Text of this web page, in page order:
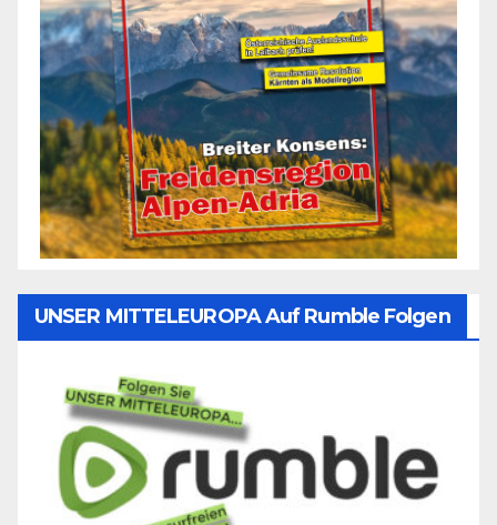
UNSER MITTELEUROPA Auf Rumble Folgen